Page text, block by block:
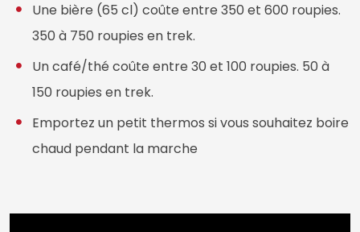
Une bière (65 cl) coûte entre 350 et 600 roupies.
350 à 750 roupies en trek.
Un café/thé coûte entre 30 et 100 roupies. 50 à
150 roupies en trek.
Emportez un petit thermos si vous souhaitez boire
chaud pendant la marche